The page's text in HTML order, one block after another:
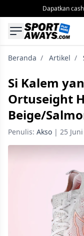
Dapatkan
Beranda / Artikel /
Si Kalem
Ortuseight
Beige/
Penulis: Akso | 25